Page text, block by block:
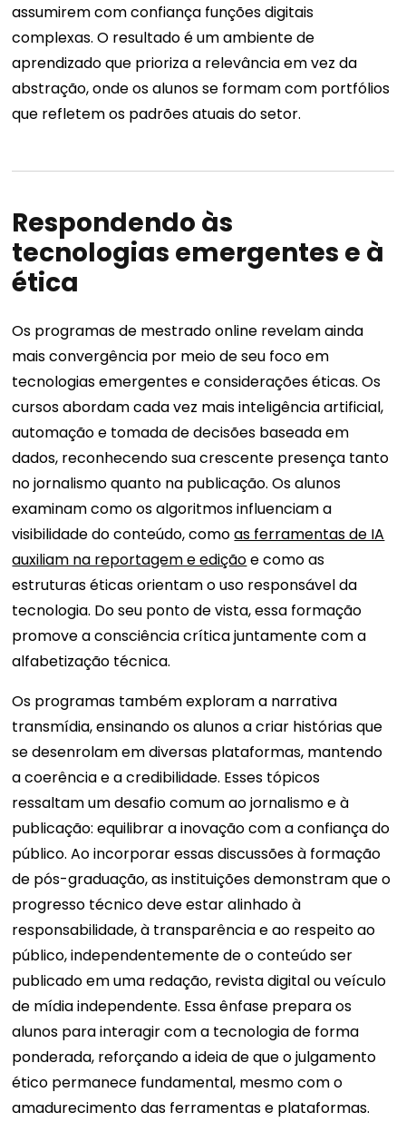
assumirem com confiança funções digitais
complexas. O resultado é um ambiente de
aprendizado que prioriza a relevância em vez da
abstração, onde os alunos se formam com portfólios
que refletem os padrões atuais do setor.
Respondendo às
tecnologias emergentes e à
ética
Os programas de mestrado online revelam ainda
mais convergência por meio de seu foco em
tecnologias emergentes e considerações éticas. Os
cursos abordam cada vez mais inteligência artificial,
automação e tomada de decisões baseada em
dados, reconhecendo sua crescente presença tanto
no jornalismo quanto na publicação. Os alunos
examinam como os algoritmos influenciam a
visibilidade do conteúdo, comoas ferramentas de IA
auxiliam na reportagem e ediçãoe como as
estruturas éticas orientam o uso responsável da
tecnologia. Do seu ponto de vista, essa formação
promove a consciência crítica juntamente com a
alfabetização técnica.
Os programas também exploram a narrativa
transmídia, ensinando os alunos a criar histórias que
se desenrolam em diversas plataformas, mantendo
a coerência e a credibilidade. Esses tópicos
ressaltam um desafio comum ao jornalismo e à
publicação: equilibrar a inovação com a confiança do
público. Ao incorporar essas discussões à formação
de pós-graduação, as instituições demonstram que o
progresso técnico deve estar alinhado à
responsabilidade, à transparência e ao respeito ao
público, independentemente de o conteúdo ser
publicado em uma redação, revista digital ou veículo
de mídia independente. Essa ênfase prepara os
alunos para interagir com a tecnologia de forma
ponderada, reforçando a ideia de que o julgamento
ético permanece fundamental, mesmo com o
amadurecimento das ferramentas e plataformas.